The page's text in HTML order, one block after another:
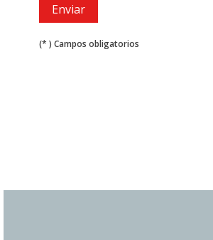
(* ) Campos obligatorios